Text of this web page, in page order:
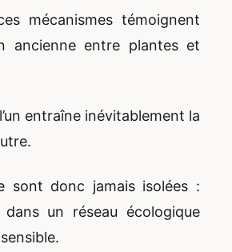
mécanismes témoignent
ancienne entre plantes et
entraîne inévitablement la
sont donc jamais isolées :
dans un réseau écologique